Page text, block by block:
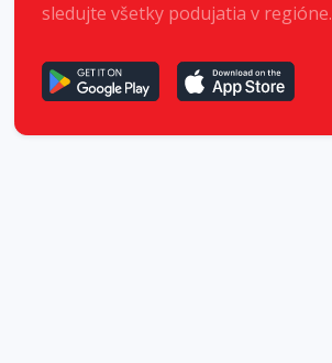
sledujte všetky podujatia v regióne.